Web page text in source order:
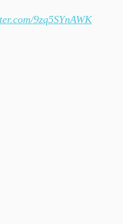
9zq5SYnAWK